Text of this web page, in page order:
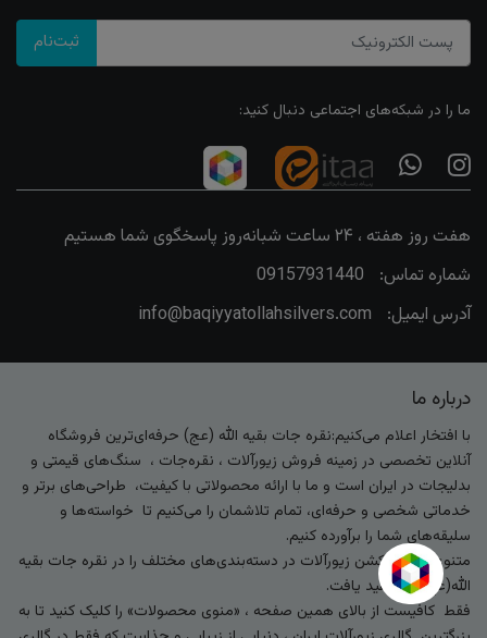
ثبت‌نام
ما را در شبکه‌های اجتماعی دنبال کنید:
هفت روز هفته ، ۲۴ ساعت شبانه‌روز پاسخگوی شما هستیم
شماره تماس:
09157931440
آدرس ایمیل:
info@baqiyyatollahsilvers.com
درباره ما
با افتخار اعلام می‌کنیم:نقره جات بقیه الله (عج) حرفه‌ای‌ترین فروشگاه
آنلاین تخصصی در زمینه فروش زیورآلات ، نقره‌جات ، سنگ‌های قیمتی و
بدلیجات در ایران است و ما با ارائه محصولاتی با کیفیت، طراحی‌های برتر و
خدماتی شخصی و حرفه‌ای، تمام تلاشمان را می‌کنیم تا خواسته‌ها و
سلیقه‌های شما را برآورده کنیم.
متنوع‌ترین کالکشن زیورآلات در دسته‌بندی‌های مختلف را در نقره جات بقیه
الله(عج) خواهید یافت.
فقط کافیست از بالای همین صفحه ، «منوی محصولات» را کلیک کنید تا به